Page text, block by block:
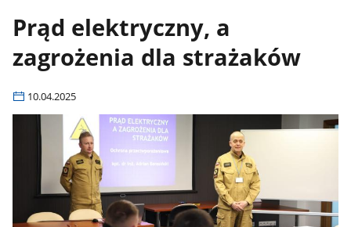
Prąd elektryczny, a
zagrożenia dla strażaków
10.04.2025